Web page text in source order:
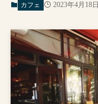
カフェ 2023年4月18日